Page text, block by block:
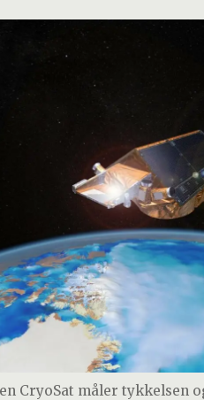
CryoSat måler tykkelsen